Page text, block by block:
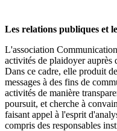
Les relations publiques et
L'association
activités de plaidoyer
Dans ce cadre, elle produit
messages à des fins de
activités de manière
poursuit, et cherche à
faisant appel à l'esprit
compris des responsables